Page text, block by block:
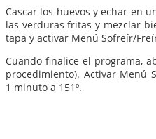
Cascar los huevos y echar en
las verduras fritas y mezclar
tapa y activar Menú Sofreír/
Cuando finalice el programa,
procedimiento). Activar Menú
1 minuto a 151º.